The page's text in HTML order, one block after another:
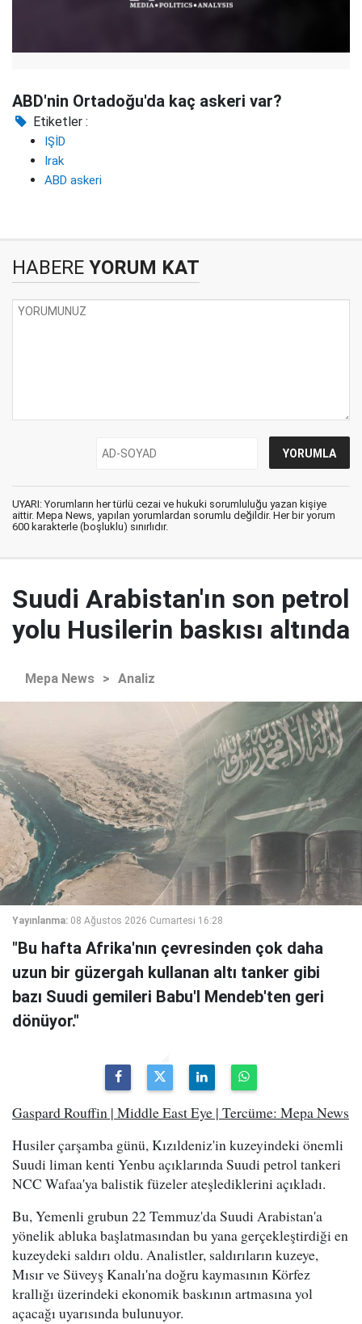
ABD'nin Ortadoğu'da kaç askeri var?
Etiketler :
IŞİD
Irak
ABD askeri
HABERE YORUM KAT
UYARI: Yorumların her türlü cezai ve hukuki sorumluluğu yazan kişiye
aittir. Mepa News, yapılan yorumlardan sorumlu değildir. Her bir yorum
600 karakterle (boşluklu) sınırlıdır.
Suudi Arabistan'ın son petrol
yolu Husilerin baskısı altında
Mepa News > Analiz
Yayınlanma: 08 Ağustos 2026 Cumartesi 16:28
"Bu hafta Afrika'nın çevresinden çok daha
uzun bir güzergah kullanan altı tanker gibi
bazı Suudi gemileri Babu'l Mendeb'ten geri
dönüyor."
Gaspard Rouffin | Middle East Eye | Tercüme: Mepa News
Husiler çarşamba günü, Kızıldeniz'in kuzeyindeki önemli
Suudi liman kenti Yenbu açıklarında Suudi petrol tankeri
NCC Wafaa'ya balistik füzeler ateşlediklerini açıkladı.
Bu, Yemenli grubun 22 Temmuz'da Suudi Arabistan'a
yönelik abluka başlatmasından bu yana gerçekleştirdiği en
kuzeydeki saldırı oldu. Analistler, saldırıların kuzeye,
Mısır ve Süveyş Kanalı'na doğru kaymasının Körfez
krallığı üzerindeki ekonomik baskının artmasına yol
açacağı uyarısında bulunuyor.